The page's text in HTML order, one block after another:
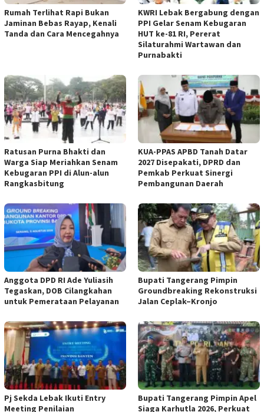
Rumah Terlihat Rapi Bukan
Jaminan Bebas Rayap, Kenali
Tanda dan Cara Mencegahnya
KWRI Lebak Bergabung dengan
PPI Gelar Senam Kebugaran
HUT ke-81 RI, Pererat
Silaturahmi Wartawan dan
Purnabakti
Ratusan Purna Bhakti dan
Warga Siap Meriahkan Senam
Kebugaran PPI di Alun-alun
Rangkasbitung
KUA-PPAS APBD Tanah Datar
2027 Disepakati, DPRD dan
Pemkab Perkuat Sinergi
Pembangunan Daerah
Anggota DPD RI Ade Yuliasih
Tegaskan, DOB Cilangkahan
untuk Pemerataan Pelayanan
Bupati Tangerang Pimpin
Groundbreaking Rekonstruksi
Jalan Ceplak–Kronjo
Pj Sekda Lebak Ikuti Entry
Meeting Penilaian
Bupati Tangerang Pimpin Apel
Siaga Karhutla 2026, Perkuat